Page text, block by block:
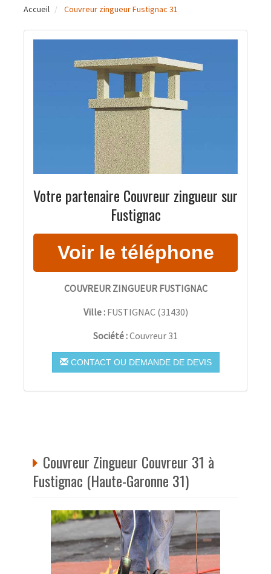
Accueil Couvreur zingueur Fustignac 31
Votre partenaire Couvreur zingueur sur
Fustignac
COUVREUR ZINGUEUR FUSTIGNAC
Ville : FUSTIGNAC(31430)
Société :Couvreur 31
CONTACT OU DEMANDE DE DEVIS
Couvreur Zingueur Couvreur 31 à
Fustignac (Haute-Garonne 31)